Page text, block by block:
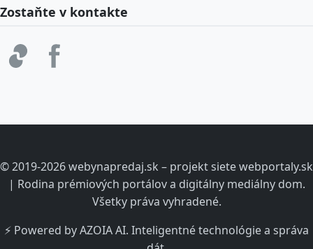
Zostaňte v kontakte
© 2019-2026 webynapredaj.sk – projekt siete webportaly.sk
| Rodina prémiových portálov a digitálny mediálny dom.
Všetky práva vyhradené.
⚡ Powered by AZOIA AI. Inteligentné technológie a správa